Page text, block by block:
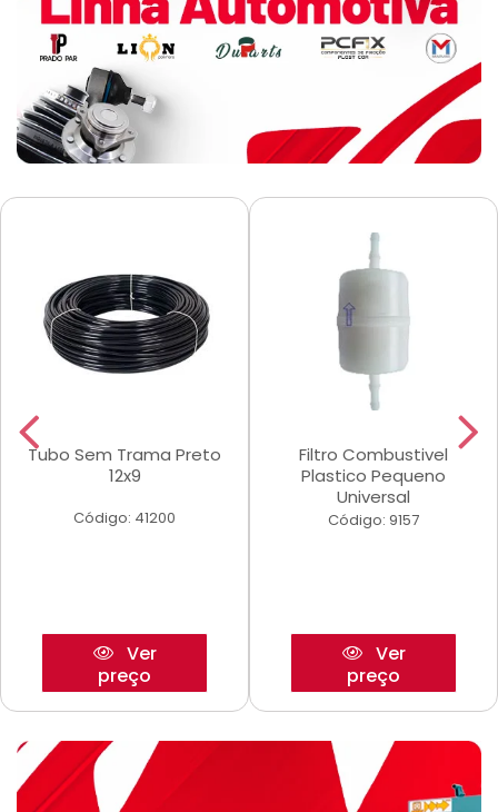
Tubo Sem Trama Preto
12x9
Código: 41200
Ver
preço
Filtro Combustivel
Plastico Pequeno
Universal
Código: 9157
Ver
preço